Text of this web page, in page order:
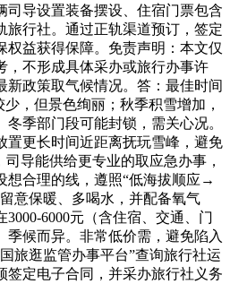
司导设置装备摆设、住宿门票包含
旅行社。通过正轨渠道预订，签定
权益获得保障。免责声明：本文仅
，不形成具体采办或旅行办事许
新政策取气候情况。答：最佳时间
，但景色绚丽；秋季积雪增加，
季部门段可能封锁，需关心况。
置更长时间近距离抚玩雪峰，避免
导能供给更专业的取应急办事，
想合理的线，遵照“低海拔顺应→
意保暖、多喝水，并配备氧气
6000元（含住宿、交通、门
季候而异。非常低价需，避免陷入
旅逛监管办事平台”查询旅行社运
签定电子合同，并采办旅行社义务